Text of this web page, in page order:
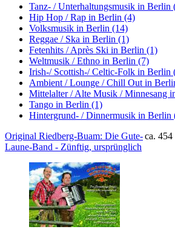
Tanz- / Unterhaltungsmusik in Berlin
Hip Hop / Rap in Berlin (4)
Volksmusik in Berlin (14)
Reggae / Ska in Berlin (1)
Fetenhits / Après Ski in Berlin (1)
Weltmusik / Ethno in Berlin (7)
Irish-/ Scottish-/ Celtic-Folk in Berlin
Ambient / Lounge / Chill Out in
Mittelalter / Alte Musik / Minnesang
Tango in Berlin (1)
Hintergrund- / Dinnermusik in Berlin
ca.
Original Riedberg-Buam: Die Gute-
Laune-Band - Zünftig, ursprünglich